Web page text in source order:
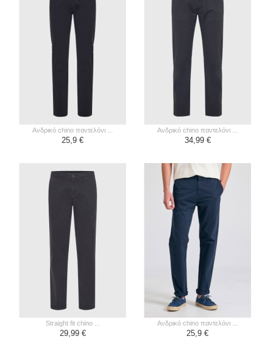
ανδρικό chino παντελόνι ...
25,9 €
ανδρικό chino παντελόνι ...
34,99 €
straight fit chino ...
29,99 €
ανδρικό chino παντελόνι ...
25,9 €